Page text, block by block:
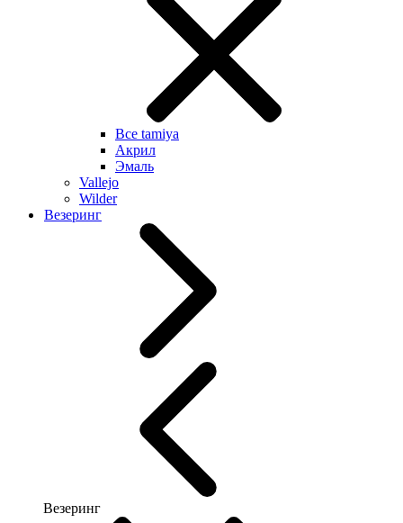
Все tamiya
Акрил
Эмаль
Vallejo
Wilder
Везеринг
Везеринг